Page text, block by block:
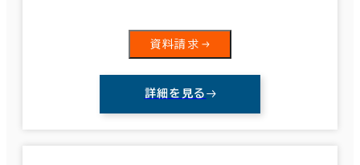
資料請求
詳細を見る